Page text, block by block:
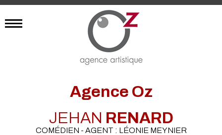
Agence Oz
JEHAN RENARD
COMÉDIEN - AGENT : LÉONIE MEYNIER